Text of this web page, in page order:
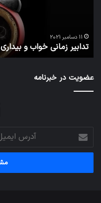
11 دسامبر 2021
تدابیر زمانی خواب و بیداری
عضویت در خبرنامه
آدرس
ایمیل
خود
وارد